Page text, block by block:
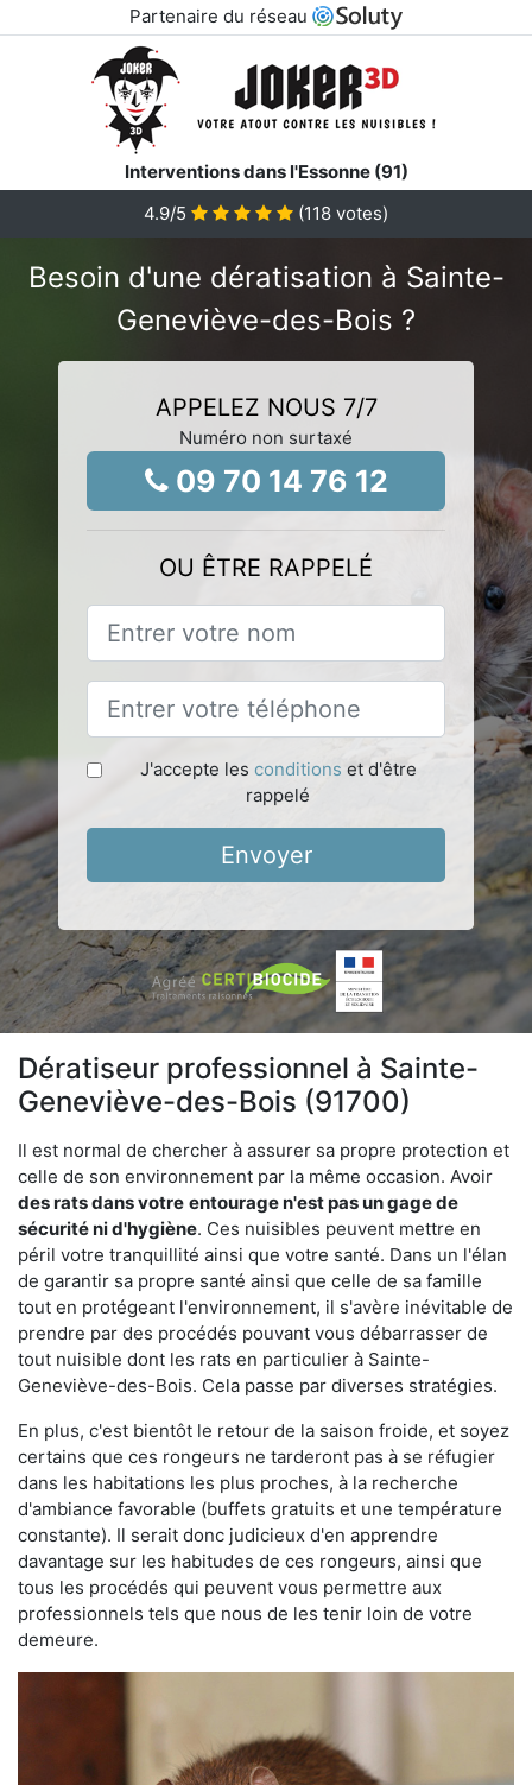
Partenaire du réseau
Interventions dans l'Essonne (91)
4.9/5 (118 votes)
Besoin d'une dératisation à Sainte-
Geneviève-des-Bois ?
APPELEZ NOUS 7/7
Numéro non surtaxé
09 70 14 76 12
OU ÊTRE RAPPELÉ
J'accepte les conditions et d'être
rappelé
Envoyer
Dératiseur professionnel à Sainte-
Geneviève-des-Bois (91700)
Il est normal de chercher à assurer sa propre protection et
celle de son environnement par la même occasion. Avoir
des rats dans votre entourage n'est pas un gage de
sécurité ni d'hygiène. Ces nuisibles peuvent mettre en
péril votre tranquillité ainsi que votre santé. Dans un l'élan
de garantir sa propre santé ainsi que celle de sa famille
tout en protégeant l'environnement, il s'avère inévitable de
prendre par des procédés pouvant vous débarrasser de
tout nuisible dont les rats en particulier à Sainte-
Geneviève-des-Bois. Cela passe par diverses stratégies.
En plus, c'est bientôt le retour de la saison froide, et soyez
certains que ces rongeurs ne tarderont pas à se réfugier
dans les habitations les plus proches, à la recherche
d'ambiance favorable (buffets gratuits et une température
constante). Il serait donc judicieux d'en apprendre
davantage sur les habitudes de ces rongeurs, ainsi que
tous les procédés qui peuvent vous permettre aux
professionnels tels que nous de les tenir loin de votre
demeure.